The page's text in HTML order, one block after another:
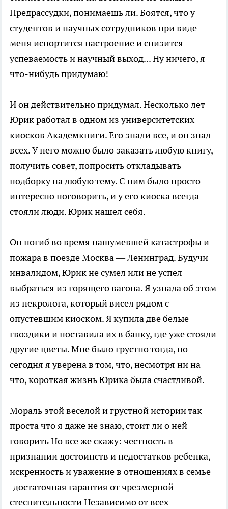
Предрассудки, понимаешь ли. Боятся, что у
студентов и научных сотрудников при виде
меня испортится настроение и снизится
успеваемость и научный выход... Ну ничего, я
что-нибудь придумаю!
И он действительно придумал. Несколько лет
Юрик работал в одном из университетских
киосков Академкниги. Его знали все, и он знал
всех. У него можно было заказать любую книгу,
получить совет, попросить откладывать
подборку на любую тему. С ним было просто
интересно поговорить, и у его киоска всегда
стояли люди. Юрик нашел себя.
Он погиб во время нашумевшей катастрофы и
пожара в поезде Москва — Ленинград. Будучи
инвалидом, Юрик не сумел или не успел
выбраться из горящего вагона. Я узнала об этом
из некролога, который висел рядом с
опустевшим киоском. Я купила две белые
гвоздики и поставила их в банку, где уже стояли
другие цветы. Мне было грустно тогда, но
сегодня я уверена в том, что, несмотря ни на
что, короткая жизнь Юрика была счастливой.
Мораль этой веселой и грустной истории так
проста что я даже не знаю, стоит ли о ней
говорить Но все же скажу: честность в
признании достоинств и недостатков ребенка,
искренность и уважение в отношениях в семье
-достаточная гарантия от чрезмерной
стеснительности Независимо от всех